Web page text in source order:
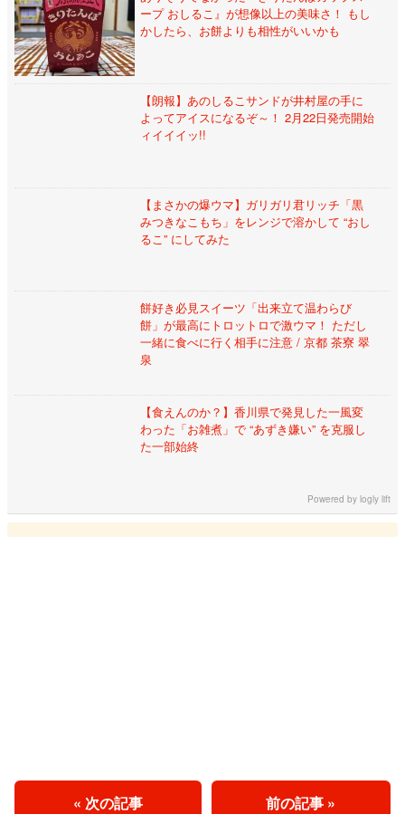
ープ おしるこ』が想像以上の美味さ！ もし
かしたら、お餅よりも相性がいいかも
【朗報】あのしるこサンドが井村屋の手に
よってアイスになるぞ～！ 2月22日発売開始
ィイイイッ!!
【まさかの爆ウマ】ガリガリ君リッチ「黒
みつきなこもち」をレンジで溶かして “おし
るこ” にしてみた
餅好き必見スイーツ「出来立て温わらび
餅」が最高にトロットロで激ウマ！ ただし
一緒に食べに行く相手に注意 / 京都 茶寮 翠
泉
【食えんのか？】香川県で発見した一風変
わった「お雑煮」で “あずき嫌い” を克服し
た一部始終
Powered bylogly lift
前の記事 »
« 次の記事